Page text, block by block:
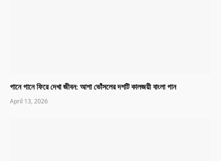
গানে গানে ফিরে দেখা জীবন: আশা ভোঁসলের দশটি কালজয়ী বাংলা গান
April 13, 2026